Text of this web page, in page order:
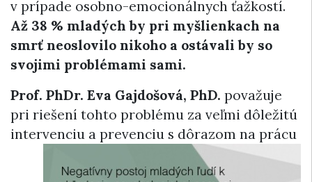
v prípade osobno-emocionálnych ťažkostí.
Až 38 % mladých by pri myšlienkach na
smrť neoslovilo nikoho a ostávali by so
svojimi problémami sami.
Prof. PhDr. Eva Gajdošová, PhD. považuje
pri riešení tohto problému za veľmi dôležitú
intervenciu a prevenciu s dôrazom na prácu